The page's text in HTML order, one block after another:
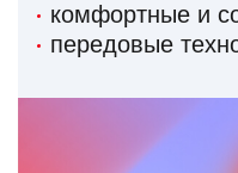
комфортные и
передовые